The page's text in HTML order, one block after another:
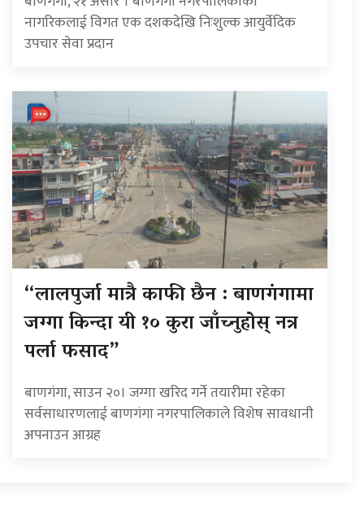
नागरिकलाई विगत एक दशकदेखि निःशुल्क आयुर्वेदिक
उपचार सेवा प्रदान
“लालपुर्जा मात्रै काफी छैन : बाणगंगामा
जग्गा किन्दा यी १० कुरा जाँच्नुहोस् नत्र
पर्ला फसाद”
बाणगंगा, साउन २०। जग्गा खरिद गर्ने तयारीमा रहेका
सर्वसाधारणलाई बाणगंगा नगरपालिकाले विशेष सावधानी
अपनाउन आग्रह